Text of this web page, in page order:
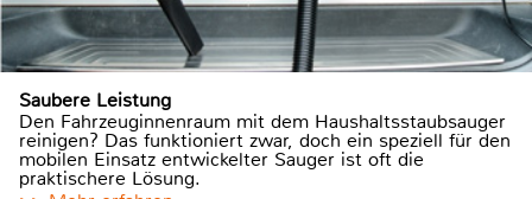
Saubere Leistung
Den Fahrzeuginnenraum mit dem Haushaltsstaubsauger
reinigen? Das funktioniert zwar, doch ein speziell für den
mobilen Einsatz entwickelter Sauger ist oft die
praktischere Lösung.